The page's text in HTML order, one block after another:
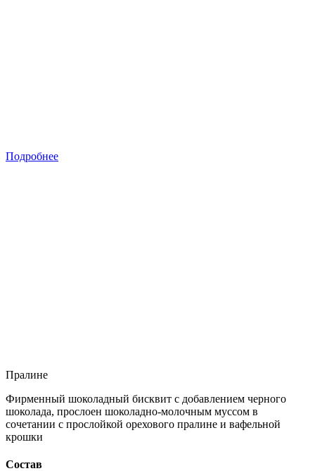
Подробнее
Пралине
Фирменный шоколадный бисквит с добавлением черного
шоколада, прослоен шоколадно-молочным муссом в
сочетании с прослойкой орехового пралине и вафельной
крошки
Состав